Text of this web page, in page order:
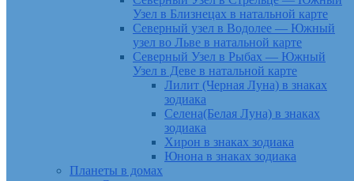
Узел в Близнецах в натальной карте
Северный узел в Водолее — Южный
узел во Льве в натальной карте
Северный Узел в Рыбах — Южный
Узел в Деве в натальной карте
Лилит (Черная Луна) в знаках
зодиака
Селена(Белая Луна) в знаках
зодиака
Хирон в знаках зодиака
Юнона в знаках зодиака
Планеты в домах